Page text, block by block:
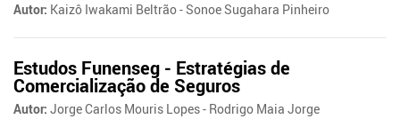
Autor: Kaizô Iwakami Beltrão - Sonoe Sugahara Pinheiro
Estudos Funenseg - Estratégias de
Comercialização de Seguros
Autor: Jorge Carlos Mouris Lopes - Rodrigo Maia Jorge